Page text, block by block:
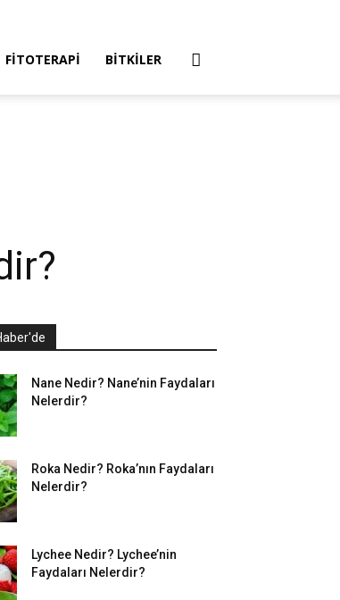
FITOTERAPI BITKILER
Nane Nedir? Nane’nin Faydaları
Nelerdir?
Roka Nedir? Roka’nın Faydaları
Nelerdir?
Lychee Nedir? Lychee’nin
Faydaları Nelerdir?